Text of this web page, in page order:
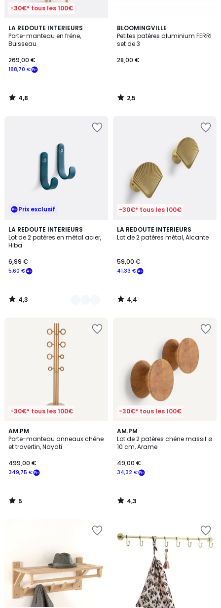
-30€* tous les 100€
LA REDOUTE INTERIEURS
Porte-manteau en frêne,
Buisseau
188,70 €
269,00 €
4,8
/ 5
4,8
/
BLOOMINGVILLE
Petites patères aluminium FERRI
set de 3
28,00 €
2,5
/ 5
2,5
/
Prix exclusif
LA REDOUTE INTERIEURS
Lot de 2 patères en métal acier,
Hiba
5,60 €
6,99 €
4,3
/ 5
9
Couleurs
4,3
/
-30€* tous les 100€
LA REDOUTE INTERIEURS
Lot de 2 patères métal, Alcante
41,33 €
59,00 €
4,4
/ 5
4,4
/
-30€* tous les 100€
AM.PM
Porte-manteau anneaux chêne
et travertin, Nayati
349,75 €
499,00 €
5
/
5
5
/
-30€* tous les 100€
AM.PM
Lot de 2 patères chêne massif ø
10 cm, Arame
34,32 €
49,00 €
4,3
/ 5
4,3
/